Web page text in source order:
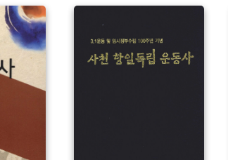
생산 :